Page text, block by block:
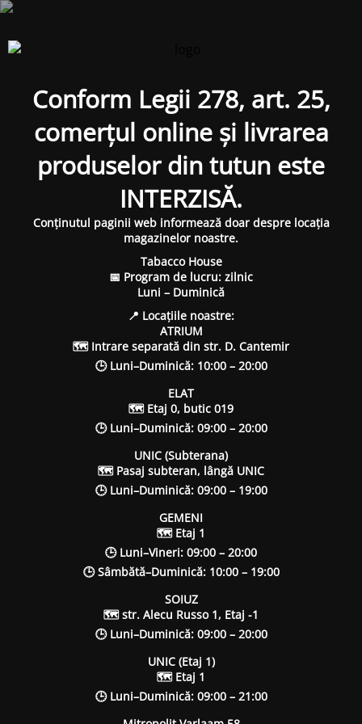
Conform Legii 278, art. 25,
comerțul online și livrarea
produselor din tutun este
INTERZISĂ.
Conținutul paginii web informează doar despre locația
magazinelor noastre.
Tabacco House
📅 Program de lucru: zilnic
Luni – Duminică
📍 Locațiile noastre:
ATRIUM
🗺 Intrare separată din str. D. Cantemir
🕒 Luni–Duminică: 10:00 – 20:00
ELAT
🗺 Etaj 0, butic 019
🕒 Luni–Duminică: 09:00 – 20:00
UNIC (Subterana)
🗺 Pasaj subteran, lângă UNIC
🕒 Luni–Duminică: 09:00 – 19:00
GEMENI
🗺 Etaj 1
🕒 Luni–Vineri: 09:00 – 20:00
🕒 Sâmbătă–Duminică: 10:00 – 19:00
SOIUZ
🗺 str. Alecu Russo 1, Etaj -1
🕒 Luni–Duminică: 09:00 – 20:00
UNIC (Etaj 1)
🗺 Etaj 1
🕒 Luni–Duminică: 09:00 – 21:00